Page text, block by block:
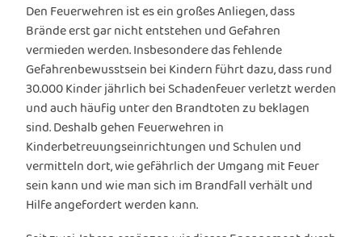
Den Feuerwehren ist es ein großes Anliegen, dass
Brände erst gar nicht entstehen und Gefahren
vermieden werden. Insbesondere das fehlende
Gefahrenbewusstsein bei Kindern führt dazu, dass rund
30.000 Kinder jährlich bei Schadenfeuer verletzt werden
und auch häufig unter den Brandtoten zu beklagen
sind. Deshalb gehen Feuerwehren in
Kinderbetreuungseinrichtungen und Schulen und
vermitteln dort, wie gefährlich der Umgang mit Feuer
sein kann und wie man sich im Brandfall verhält und
Hilfe angefordert werden kann.